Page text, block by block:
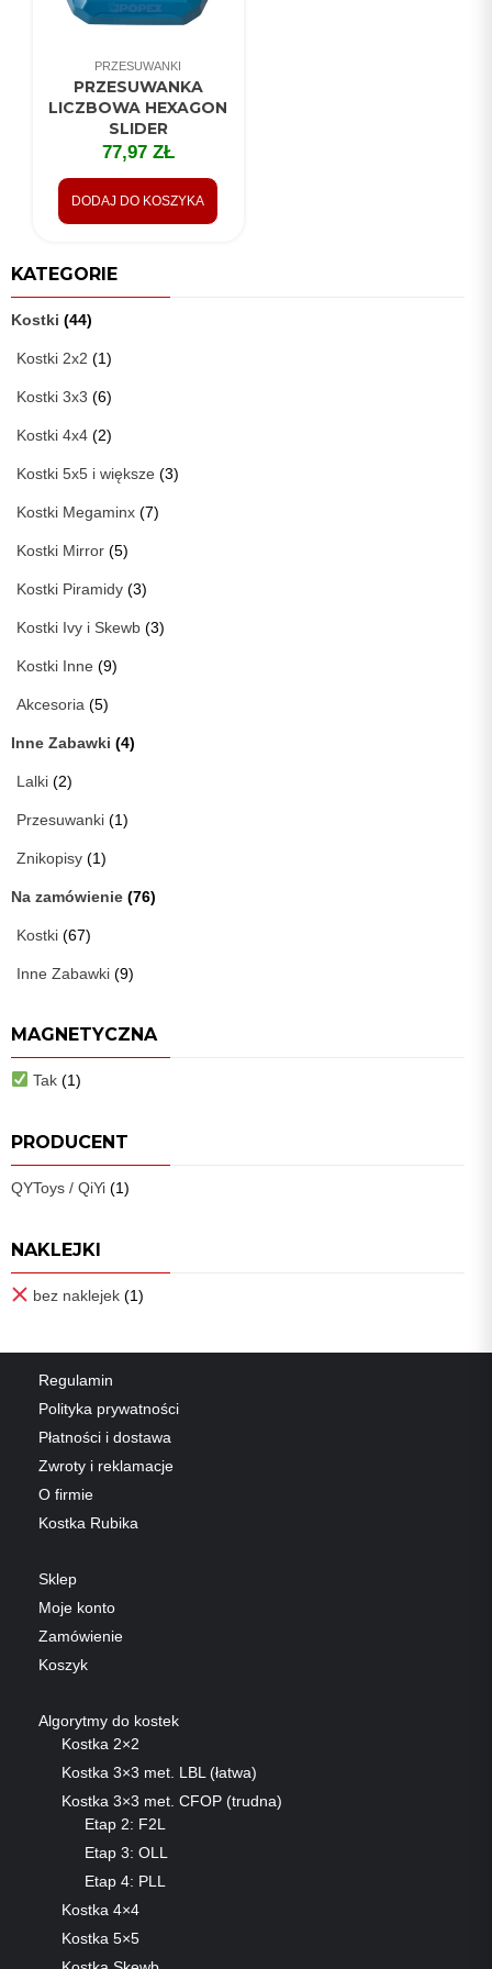
PRZESUWANKI
PRZESUWANKA
LICZBOWA HEXAGON
SLIDER
77,97 ZŁ
DODAJ DO KOSZYKA
KATEGORIE
Kostki (44)
Kostki 2x2 (1)
Kostki 3x3 (6)
Kostki 4x4 (2)
Kostki 5x5 i większe (3)
Kostki Megaminx (7)
Kostki Mirror (5)
Kostki Piramidy (3)
Kostki Ivy i Skewb (3)
Kostki Inne (9)
Akcesoria (5)
Inne Zabawki (4)
Lalki (2)
Przesuwanki (1)
Znikopisy (1)
Na zamówienie (76)
Kostki (67)
Inne Zabawki (9)
MAGNETYCZNA
Tak (1)
PRODUCENT
QYToys / QiYi (1)
NAKLEJKI
bez naklejek (1)
Regulamin
Polityka prywatności
Płatności i dostawa
Zwroty i reklamacje
O firmie
Kostka Rubika
Sklep
Moje konto
Zamówienie
Koszyk
Algorytmy do kostek
Kostka 2×2
Kostka 3×3 met. LBL (łatwa)
Kostka 3×3 met. CFOP (trudna)
Etap 2: F2L
Etap 3: OLL
Etap 4: PLL
Kostka 4×4
Kostka 5×5